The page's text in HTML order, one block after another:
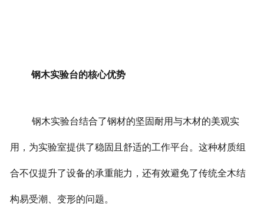
钢木实验台的核心优势
钢木实验台结合了钢材的坚固耐用与木材的美观实
用，为实验室提供了稳固且舒适的工作平台。这种材质组
合不仅提升了设备的承重能力，还有效避免了传统全木结
构易受潮、变形的问题。